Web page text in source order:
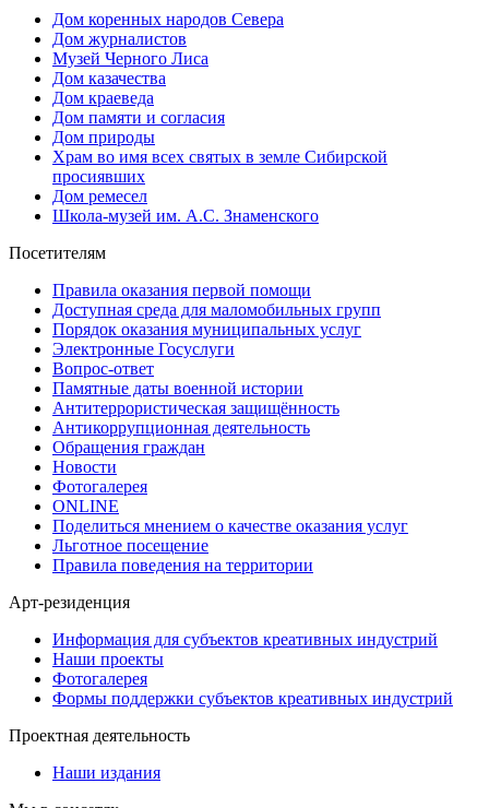
Дом коренных народов Севера
Дом журналистов
Музей Черного Лиса
Дом казачества
Дом краеведа
Дом памяти и согласия
Дом природы
Храм во имя всех святых в земле Сибирской
просиявших
Дом ремесел
Школа-музей им. А.С. Знаменского
Посетителям
Правила оказания первой помощи
Доступная среда для маломобильных групп
Порядок оказания муниципальных услуг
Электронные Госуслуги
Вопрос-ответ
Памятные даты военной истории
Антитеррористическая защищённость
Антикоррупционная деятельность
Обращения граждан
Новости
Фотогалерея
ONLINE
Поделиться мнением о качестве оказания услуг
Льготное посещение
Правила поведения на территории
Арт-резиденция
Информация для субъектов креативных индустрий
Наши проекты
Фотогалерея
Формы поддержки субъектов креативных индустрий
Проектная деятельность
Наши издания